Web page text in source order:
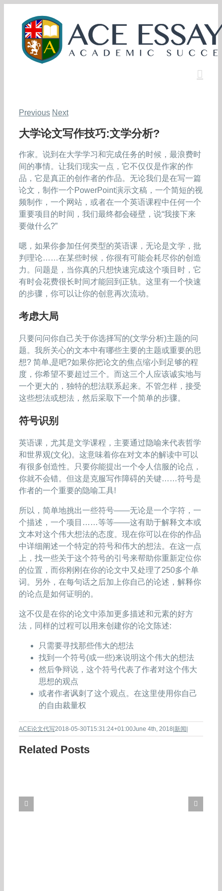
content
Previous Next
大学论文写作技巧:文学分析?
作家。说到在大学学习和完成任务的时候，最浪费时
间的事情。让我们现实一点，它不仅仅是作家的作
品，它是真正的创作者的作品。无论我们是在写一篇
论文，制作一个PowerPoint演示文稿，一个简短的视
频制作，一个网站，或者在一个英语课程中任何一个
重要项目的时间，我们最终都会碰壁，说“我接下来
要做什么?”
嗯，如果你参加任何类型的英语课，无论是文学，批
判理论……在某些时候，你很有可能会耗尽你的创造
力。问题是，当你真的只想快速完成这个项目时，它
有时会花费很长时间才能回到正轨。这里有一个快速
的步骤，你可以让你的创意再次流动。
考虑大局
只要问问你自己关于你选择写的(文学分析)主题的问
题。我所关心的文本中有哪些主要的主题或重要的思
想? 简单,是吧?如果你把论文的焦点缩小到足够的程
度，你希望不要超过三个。而这三个人应该诚实地与
一个更大的，独特的想法联系起来。不管怎样，接受
这些想法或想法，然后采取下一个简单的步骤。
符号识别
英语课，尤其是文学课程，主要通过隐喻来代表哲学
和世界观(文化)。这意味着你在对文本的解读中可以
有很多创造性。只要你能提出一个令人信服的论点，
你就不会错。但这是克服写作障碍的关键……符号是
作者的一个重要的隐喻工具!
所以，简单地挑出一些符号——无论是一个字符，一
个描述，一个项目……等等——这有助于解释文本或
文本对这个伟大想法的态度。现在你可以在你的作品
中详细阐述一个特定的符号和伟大的想法。在这一点
上，找一些关于这个符号的引号来帮助你重新定位你
的位置，而你刚刚在你的论文中又处理了250多个单
词。另外，在每句话之后加上你自己的论述，解释你
的论点是如何证明的。
这不仅是在你的论文中添加更多描述和元素的好方
法，同样的过程可以用来创建你的论文陈述:
只需要寻找那些伟大的想法
找到一个符号(或一些)来说明这个伟大的想法
然后争辩说，这个符号代表了作者对这个伟大
思想的观点
或者作者讽刺了这个观点。在这里使用你自己
的自由裁量权
ACE论文代写2018-05-30T15:31:24+01:00June 4th, 2018|新闻|
Related Posts